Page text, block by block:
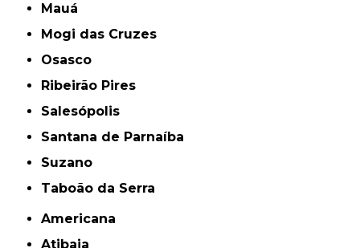
Mauá
Mogi das Cruzes
Osasco
Ribeirão Pires
Salesópolis
Santana de Parnaíba
Suzano
Taboão da Serra
Americana
Atibaia